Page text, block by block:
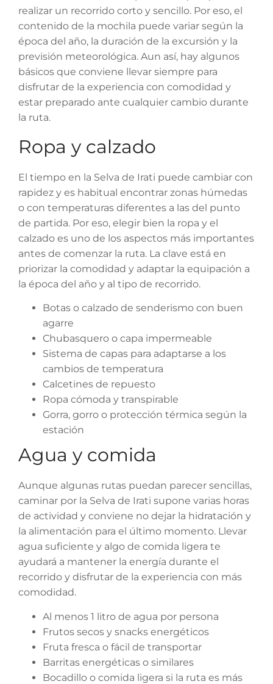
realizar un recorrido corto y sencillo. Por eso, el
contenido de la mochila puede variar según la
época del año, la duración de la excursión y la
previsión meteorológica. Aun así, hay algunos
básicos que conviene llevar siempre para
disfrutar de la experiencia con comodidad y
estar preparado ante cualquier cambio durante
la ruta.
Ropa y calzado
El tiempo en la Selva de Irati puede cambiar con
rapidez y es habitual encontrar zonas húmedas
o con temperaturas diferentes a las del punto
de partida. Por eso, elegir bien la ropa y el
calzado es uno de los aspectos más importantes
antes de comenzar la ruta. La clave está en
priorizar la comodidad y adaptar la equipación a
la época del año y al tipo de recorrido.
Botas o calzado de senderismo con buen
agarre
Chubasquero o capa impermeable
Sistema de capas para adaptarse a los
cambios de temperatura
Calcetines de repuesto
Ropa cómoda y transpirable
Gorra, gorro o protección térmica según la
estación
Agua y comida
Aunque algunas rutas puedan parecer sencillas,
caminar por la Selva de Irati supone varias horas
de actividad y conviene no dejar la hidratación y
la alimentación para el último momento. Llevar
agua suficiente y algo de comida ligera te
ayudará a mantener la energía durante el
recorrido y disfrutar de la experiencia con más
comodidad.
Al menos 1 litro de agua por persona
Frutos secos y snacks energéticos
Fruta fresca o fácil de transportar
Barritas energéticas o similares
Bocadillo o comida ligera si la ruta es más